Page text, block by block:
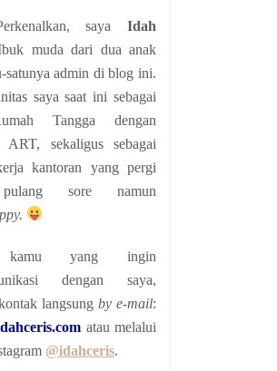
saya Idah
muda dari dua anak
satunya admin di blog ini.
saya saat ini sebagai
Tangga dengan
ART, sekaligus sebagai
kantoran yang pergi
sore namun
yang ingin
dengan saya,
langsung by e-mail:
atau melalui
@idahceris.